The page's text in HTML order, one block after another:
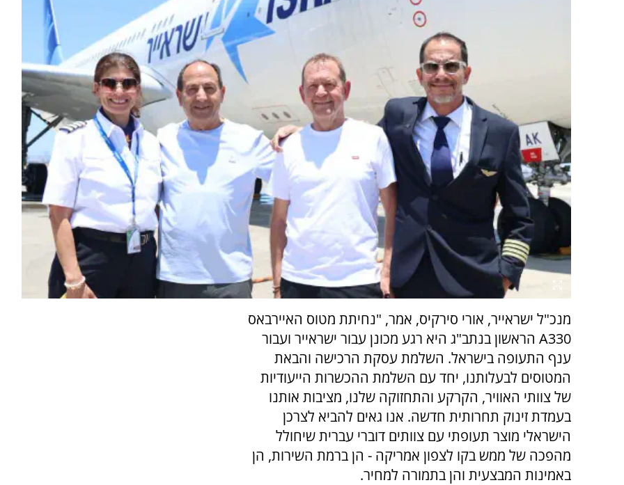
מנכ"ל ישראייר, אורי סירקיס, אמר, "נחיתת מטוס האיירבאס
A330 הראשון בנתב"ג היא רגע מכונן עבור ישראייר ועבור
ענף התעופה בישראל. השלמת עסקת הרכישה והבאת
המטוסים לבעלותנו, יחד עם השלמת ההכשרות הייעודיות
של צוותי האוויר, הקרקע והתחזוקה שלנו, מציבות אותנו
בעמדת זינוק תחרותית חדשה. אנו גאים להביא לצרכן
הישראלי מוצר תעופתי עם צוותים דוברי עברית שיחולל
מהפכה של ממש בקו לצפון אמריקה - הן ברמת השירות, הן
באמינות המבצעית והן בתמורה למחיר.